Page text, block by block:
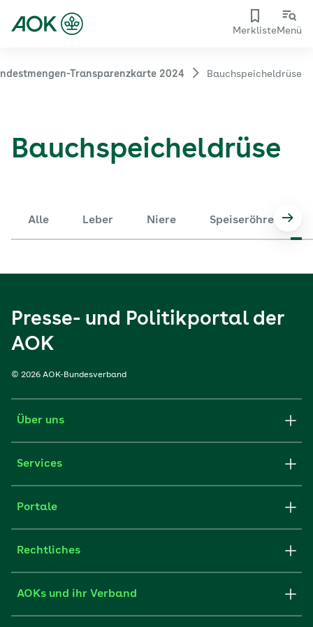
MerklisteMenü
Transparenzkarte 2024 Bauchspeicheldrüse
Bauchspeicheldrüse
Alle Leber Niere Speiseröhre
Presse- und Politikportal der
AOK
© 2026 AOK-Bundesverband
Über uns
Services
Portale
Rechtliches
AOKs und ihr Verband